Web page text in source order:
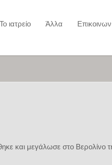
Το ιατρείο Άλλα
και μεγάλωσε στο Βερολίνο